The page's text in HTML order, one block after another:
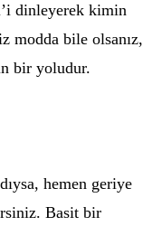
dinleyerek kimin
modda bile olsanız,
bir yoludur.
hemen geriye
Basit bir